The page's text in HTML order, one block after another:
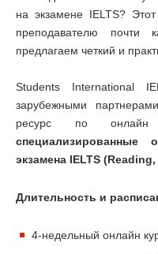
на экзамене IELTS?
преподавателю
предлагаем четкий и
Students International
зарубежными
ресурс по
экзамена IELTS
Длительность и
4-недельный онлайн